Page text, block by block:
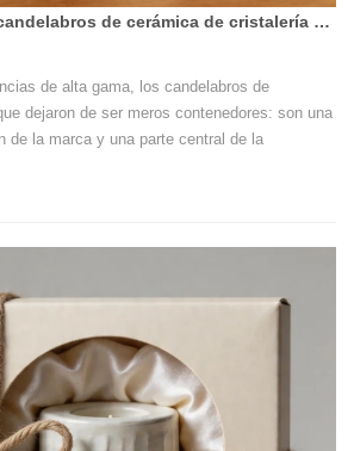
como Soleado Los candelabros de cerámica de cristalería ayudaron a una marca de fragancias del Reino Unido a ganar la temporada alta？
de alta gama, los candelabros de
dejaron de ser meros contenedores: son una
de la marca y una parte central de la
masa se amplía repentinamente, un plan de